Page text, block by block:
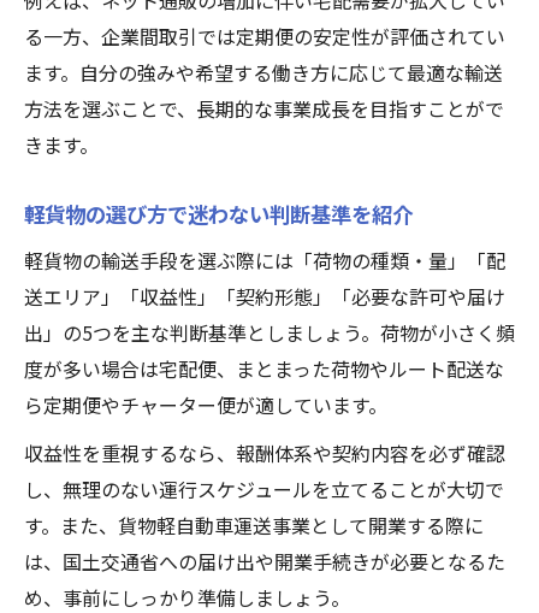
る一方、企業間取引では定期便の安定性が評価されてい
ます。自分の強みや希望する働き方に応じて最適な輸送
方法を選ぶことで、長期的な事業成長を目指すことがで
きます。
軽貨物の選び方で迷わない判断基準を紹介
軽貨物の輸送手段を選ぶ際には「荷物の種類・量」「配
送エリア」「収益性」「契約形態」「必要な許可や届け
出」の5つを主な判断基準としましょう。荷物が小さく頻
度が多い場合は宅配便、まとまった荷物やルート配送な
ら定期便やチャーター便が適しています。
収益性を重視するなら、報酬体系や契約内容を必ず確認
し、無理のない運行スケジュールを立てることが大切で
す。また、貨物軽自動車運送事業として開業する際に
は、国土交通省への届け出や開業手続きが必要となるた
め、事前にしっかり準備しましょう。